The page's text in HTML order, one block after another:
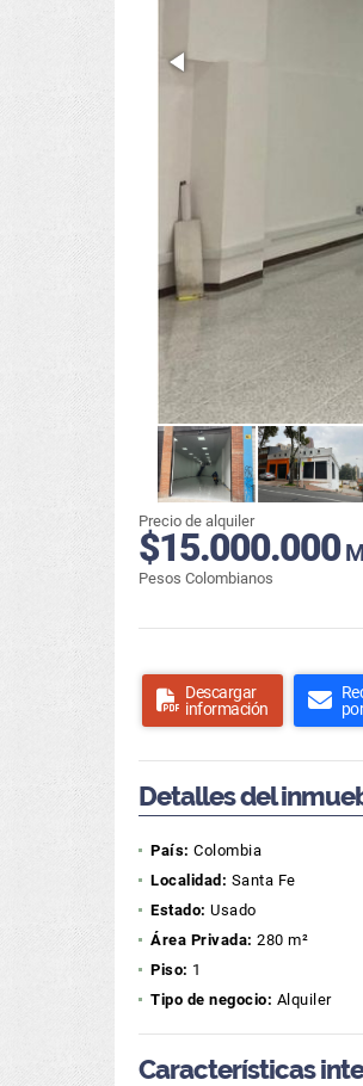
Precio de alquiler
$15.000.000
Pesos Colombianos
Descargar
información
Detalles del
País: Colombia
Localidad: Santa Fe
Estado: Usado
Área Privada: 280 m²
Piso: 1
Tipo de negocio: Alquiler
Características